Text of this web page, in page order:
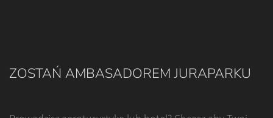
ZOSTAŃ AMBASADOREM JURAPARKU